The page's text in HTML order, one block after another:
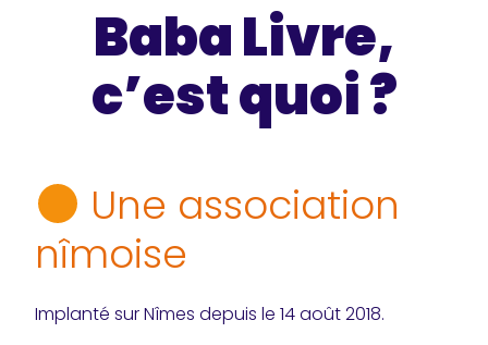
Baba Livre,
c’est quoi ?
Une association
nîmoise
Implanté sur Nîmes depuis le 14 août 2018.